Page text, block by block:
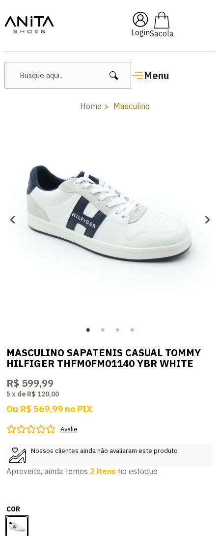
Login
Menu
🔥 Lançamentos Femininos
Home Masculino
MASCULINO SAPATENIS CASUAL TOMMY
HILFIGER THFM0FM01140 YBR WHITE
R$ 599,99
5 x de R$ 120,00
Ou R$ 569,99 no PIX
Avalie
Nossos clientes ainda não avaliaram este produto
Aproveite, ainda temos 2 itens no estoque
COR